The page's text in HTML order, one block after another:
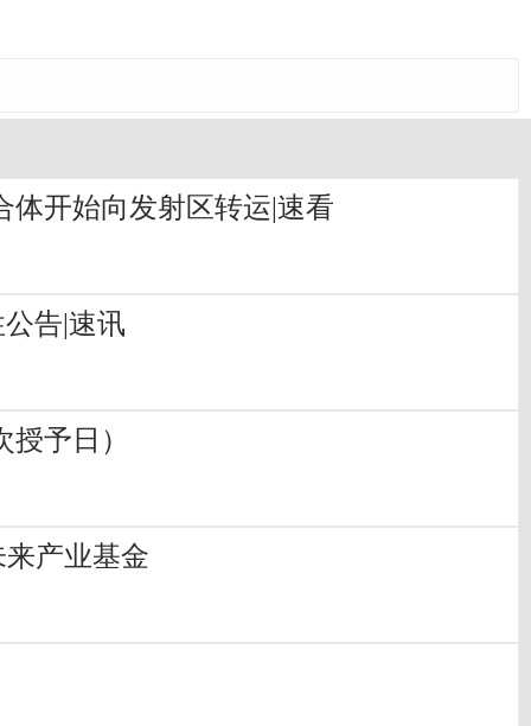
体开始向发射区转运|速看
告|速讯
予日）
产业基金